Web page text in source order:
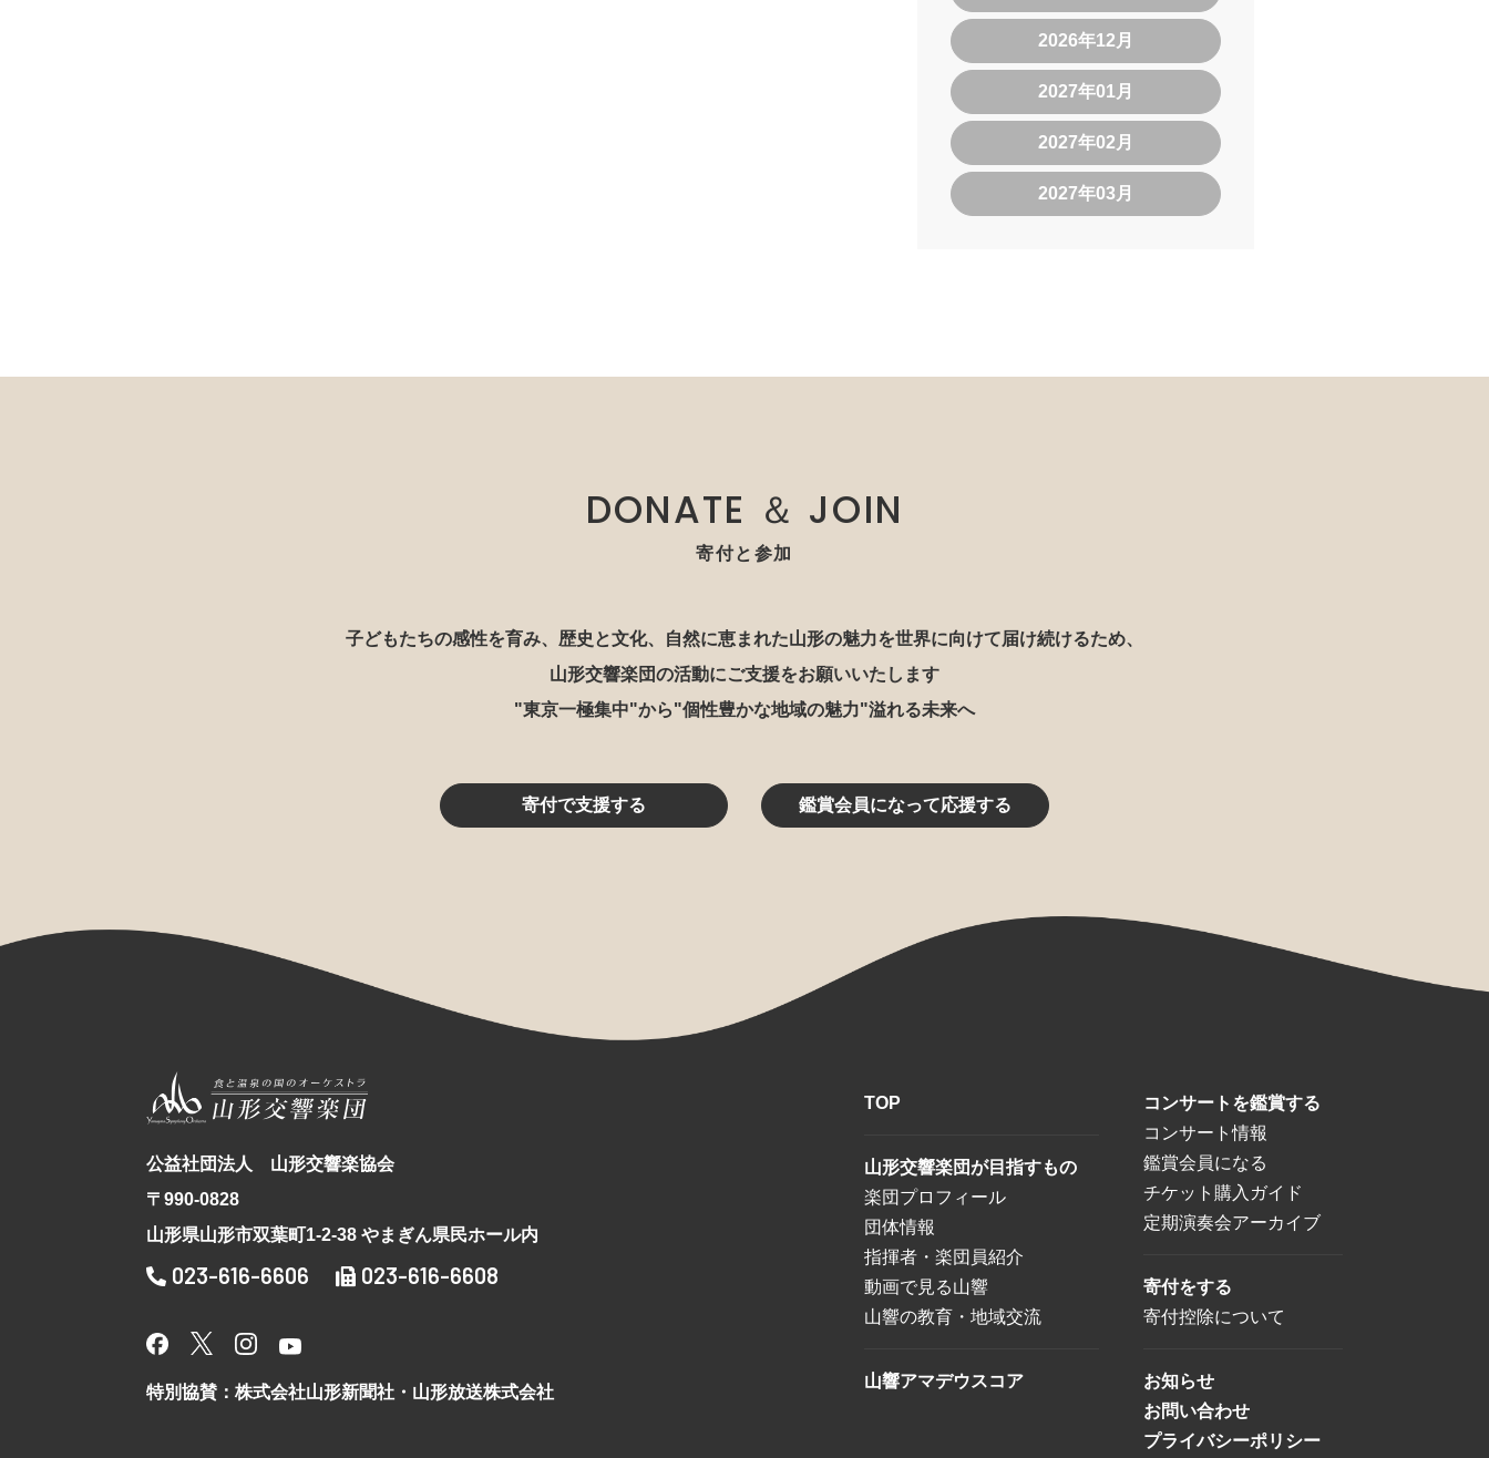
2026年12月
2027年01月
2027年02月
2027年03月
DONATE ＆ JOIN
寄付と参加
子どもたちの感性を育み、歴史と文化、自然に恵まれた山形の魅力を世界に向けて届け続けるため、
山形交響楽団の活動にご支援をお願いいたします
"東京一極集中"から"個性豊かな地域の魅力"溢れる未来へ
寄付で支援する 鑑賞会員になって応援する
公益社団法人 山形交響楽協会
〒990-0828
山形県山形市双葉町1-2-38 やまぎん県民ホール内
023-616-6606 023-616-6608
特別協賛：株式会社山形新聞社・山形放送株式会社
TOP
山形交響楽団が目指すもの
楽団プロフィール
団体情報
指揮者・楽団員紹介
動画で見る山響
山響の教育・地域交流
山響アマデウスコア
コンサートを鑑賞する
コンサート情報
鑑賞会員になる
チケット購入ガイド
定期演奏会アーカイブ
寄付をする
寄付控除について
お知らせ
お問い合わせ
プライバシーポリシー